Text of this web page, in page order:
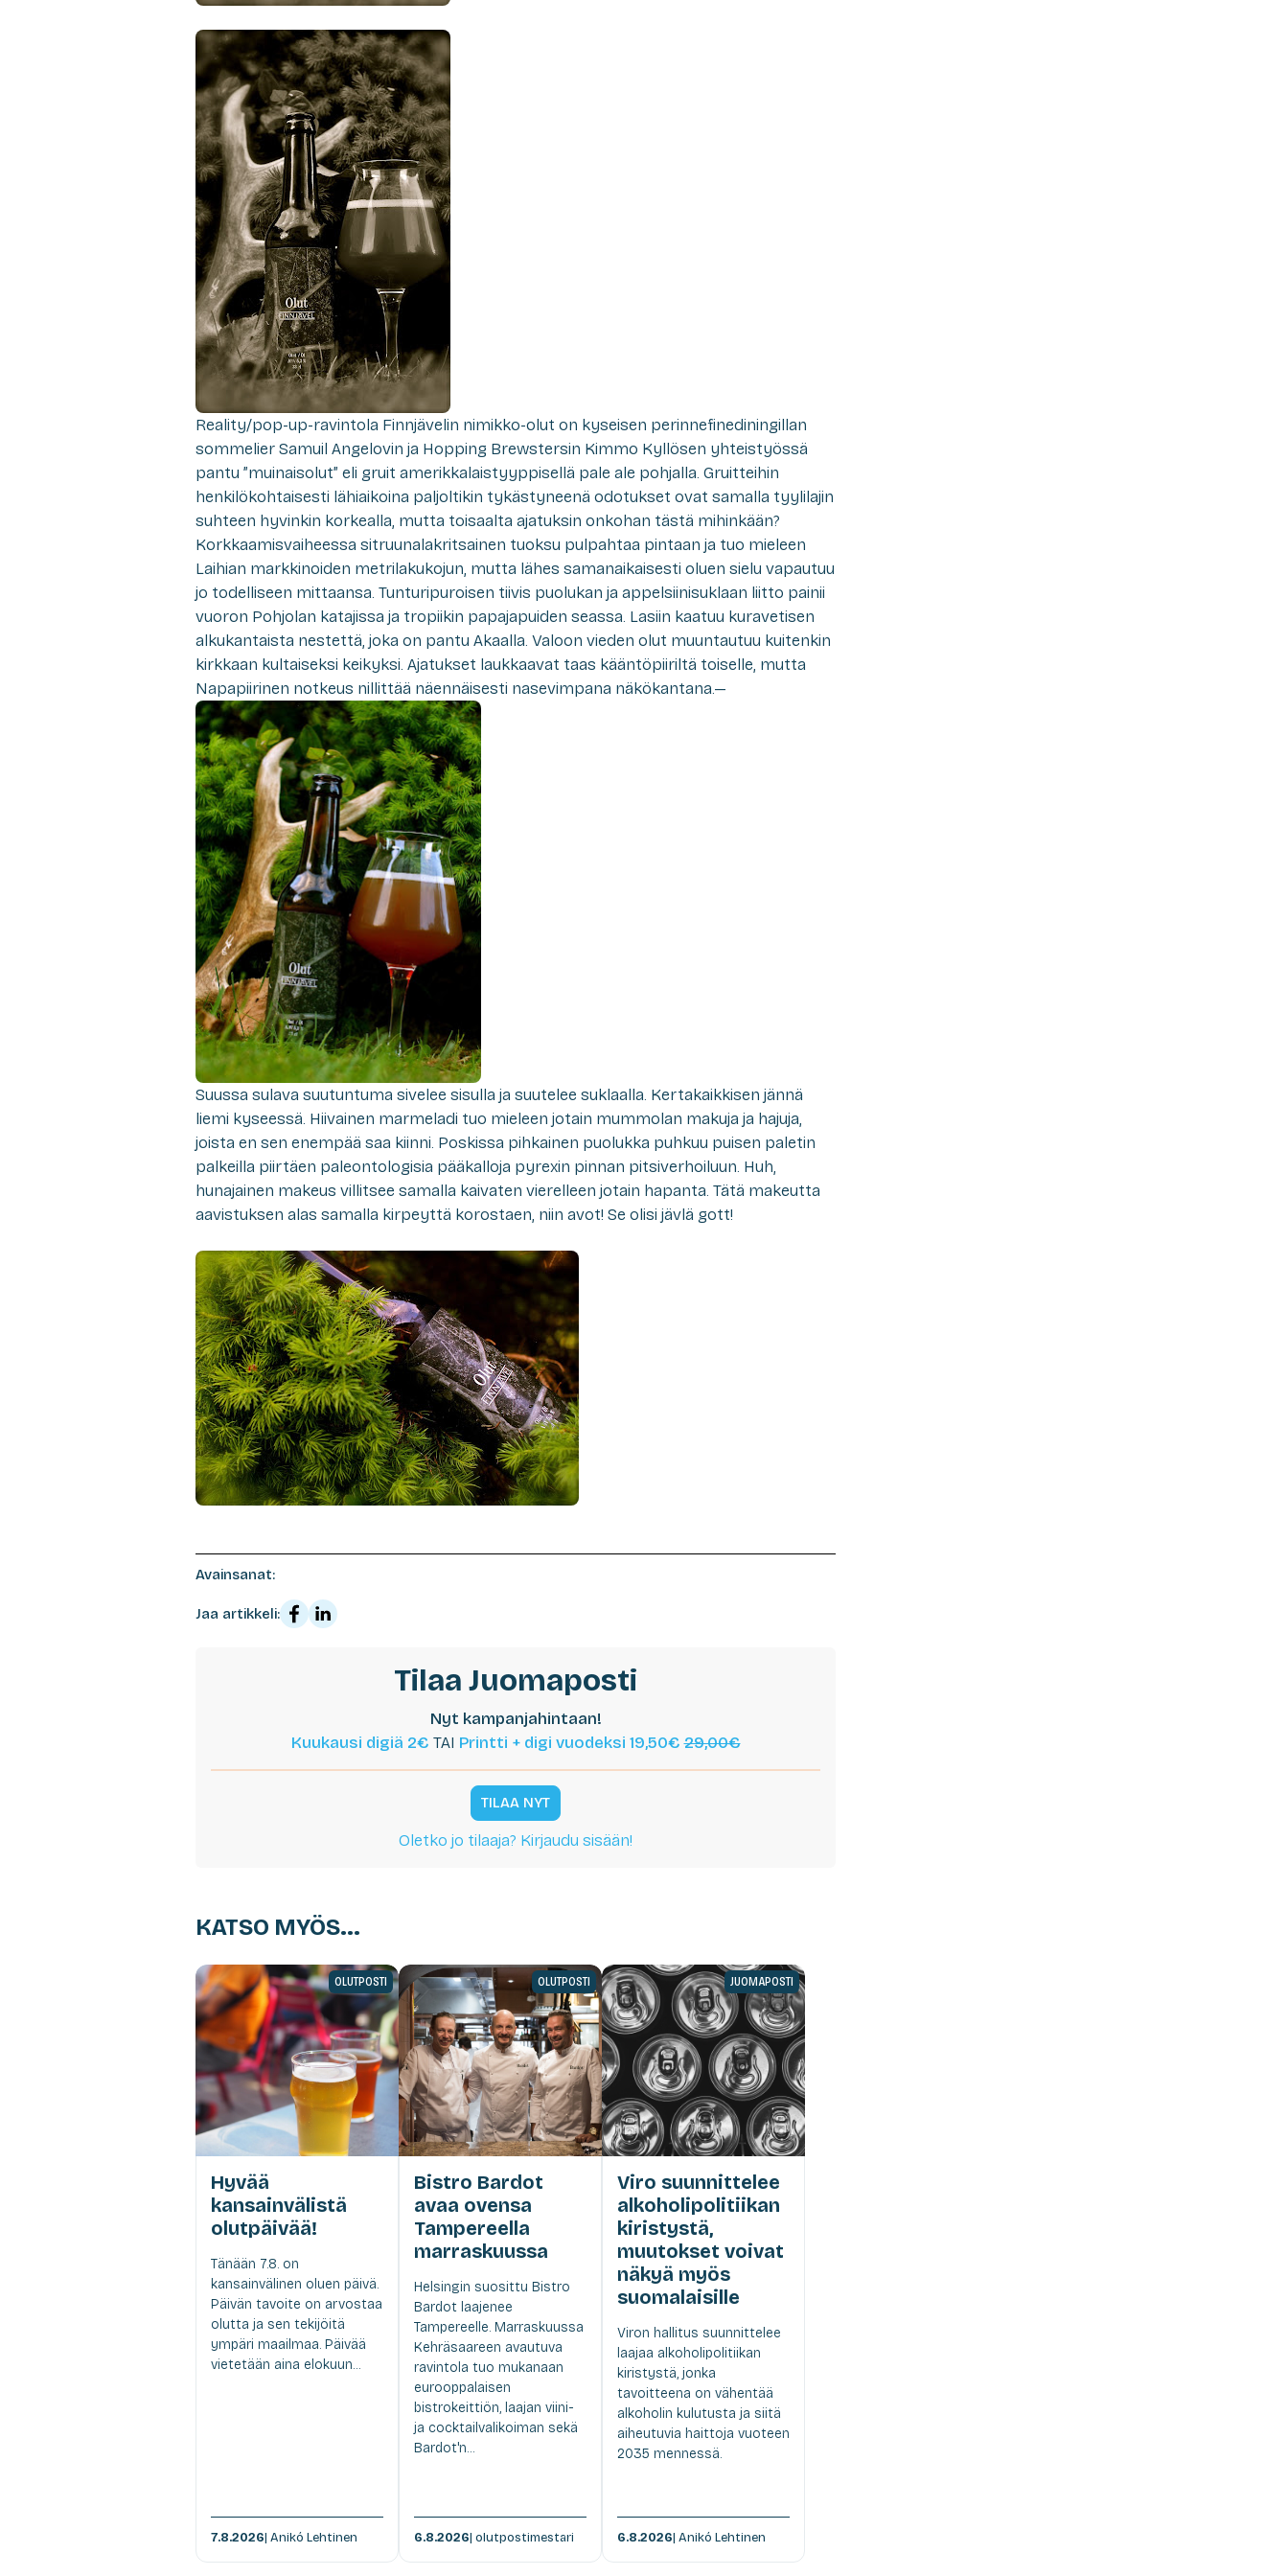
Reality/pop-up-ravintola Finnjävelin nimikko-olut on kyseisen perinnefinediningillan
sommelier Samuil Angelovin ja Hopping Brewstersin Kimmo Kyllösen yhteistyössä
pantu ”muinaisolut” eli gruit amerikkalaistyyppisellä pale ale pohjalla. Gruitteihin
henkilökohtaisesti lähiaikoina paljoltikin tykästyneenä odotukset ovat samalla tyylilajin
suhteen hyvinkin korkealla, mutta toisaalta ajatuksin onkohan tästä mihinkään?
Korkkaamisvaiheessa sitruunalakritsainen tuoksu pulpahtaa pintaan ja tuo mieleen
Laihian markkinoiden metrilakukojun, mutta lähes samanaikaisesti oluen sielu vapautuu
jo todelliseen mittaansa. Tunturipuroisen tiivis puolukan ja appelsiinisuklaan liitto painii
vuoron Pohjolan katajissa ja tropiikin papajapuiden seassa. Lasiin kaatuu kuravetisen
alkukantaista nestettä, joka on pantu Akaalla. Valoon vieden olut muuntautuu kuitenkin
kirkkaan kultaiseksi keikyksi. Ajatukset laukkaavat taas kääntöpiiriltä toiselle, mutta
Napapiirinen notkeus nillittää näennäisesti nasevimpana näkökantana.—
Suussa sulava suutuntuma sivelee sisulla ja suutelee suklaalla. Kertakaikkisen jännä
liemi kyseessä. Hiivainen marmeladi tuo mieleen jotain mummolan makuja ja hajuja,
joista en sen enempää saa kiinni. Poskissa pihkainen puolukka puhkuu puisen paletin
palkeilla piirtäen paleontologisia pääkalloja pyrexin pinnan pitsiverhoiluun. Huh,
hunajainen makeus villitsee samalla kaivaten vierelleen jotain hapanta. Tätä makeutta
aavistuksen alas samalla kirpeyttä korostaen, niin avot! Se olisi jävlä gott!
Avainsanat:
Jaa artikkeli:
Tilaa Juomaposti
Nyt kampanjahintaan!
Kuukausi digiä 2€ TAI Printti + digi vuodeksi 19,50€29,00€
TILAA NYT
Oletko jo tilaaja? Kirjaudu sisään!
KATSO MYÖS...
OLUTPOSTI
Hyvää
kansainvälistä
olutpäivää!
Tänään 7.8. on
kansainvälinen oluen päivä.
Päivän tavoite on arvostaa
olutta ja sen tekijöitä
ympäri maailmaa. Päivää
vietetään aina elokuun...
7.8.2026| Anikó Lehtinen
OLUTPOSTI
Bistro Bardot
avaa ovensa
Tampereella
marraskuussa
Helsingin suosittu Bistro
Bardot laajenee
Tampereelle. Marraskuussa
Kehräsaareen avautuva
ravintola tuo mukanaan
eurooppalaisen
bistrokeittiön, laajan viini-
ja cocktailvalikoiman sekä
Bardot'n...
6.8.2026| olutpostimestari
JUOMAPOSTI
Viro suunnittelee
alkoholipolitiikan
kiristystä,
muutokset voivat
näkyä myös
suomalaisille
Viron hallitus suunnittelee
laajaa alkoholipolitiikan
kiristystä, jonka
tavoitteena on vähentää
alkoholin kulutusta ja siitä
aiheutuvia haittoja vuoteen
2035 mennessä.
6.8.2026| Anikó Lehtinen